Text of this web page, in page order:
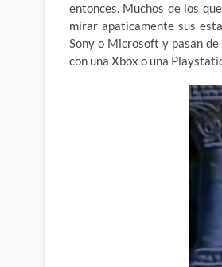
entonces. Muchos de los
mirar apaticamente sus
Sony o Microsoft y pasan
con una Xbox o una